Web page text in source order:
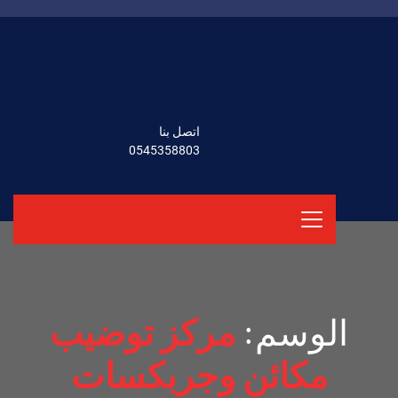
اتصل بنا
0545358803
الوسم: مركز توضيب
مكائن وجربكسات